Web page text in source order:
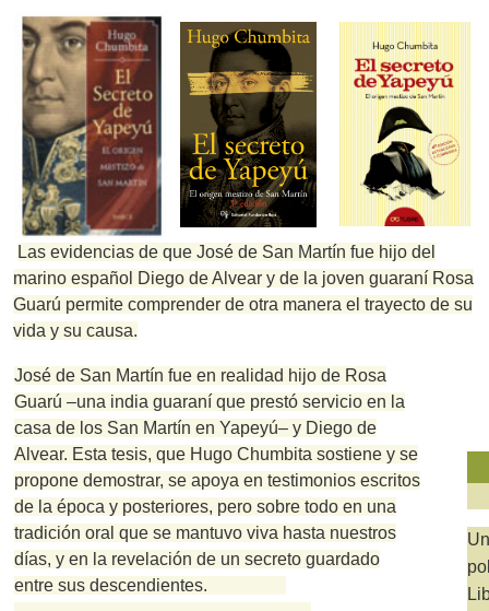
Las evidencias de que José de San Martín fue hijo del
marino español Diego de Alvear y de la joven guaraní Rosa
Guarú permite comprender de otra manera el trayecto de su
vida y su causa.
José de San Martín fue en realidad hijo de Rosa
Guarú –una india guaraní que prestó servicio en la
casa de los San Martín en Yapeyú– y Diego de
Alvear. Esta tesis, que Hugo Chumbita sostiene y se
propone demostrar, se apoya en testimonios escritos
de la época y posteriores, pero sobre todo en una
tradición oral que se mantuvo viva hasta nuestros
días, y en la revelación de un secreto guardado
entre sus descendientes.